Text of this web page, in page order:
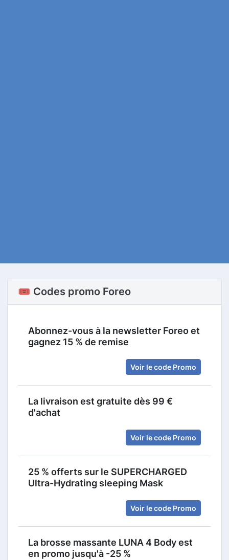
🎟️ Codes promo Foreo
Abonnez-vous à la newsletter Foreo et
gagnez 15 % de remise
Voir le code Promo
La livraison est gratuite dès 99 €
d'achat
Voir le code Promo
25 % offerts sur le SUPERCHARGED
Ultra-Hydrating sleeping Mask
Voir le code Promo
La brosse massante LUNA 4 Body est
en promo jusqu'à -25 %